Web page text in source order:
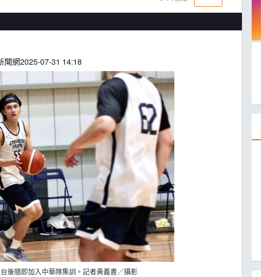
主打專題三重女子籃球聯盟
TBSL高中乙組小聯盟
淡水豆花聯盟
EMPOWER引爆運動訓練
ELITE週六籃球聯盟
屏東國民聯盟
CBC中壢籃球聯盟
Max中壢籃球聯盟
BTC籃球聯盟
聞網2025-07-31 14:18
後隨即加入中華隊集訓。記者黃義書／攝影